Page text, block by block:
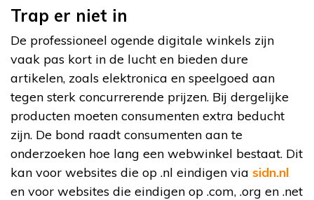
Trap er niet in
De professioneel ogende digitale winkels zijn
vaak pas kort in de lucht en bieden dure
artikelen, zoals elektronica en speelgoed aan
tegen sterk concurrerende prijzen. Bij dergelijke
producten moeten consumenten extra beducht
zijn. De bond raadt consumenten aan te
onderzoeken hoe lang een webwinkel bestaat. Dit
kan voor websites die op .nl eindigen via sidn.nl
en voor websites die eindigen op .com, .org en .net